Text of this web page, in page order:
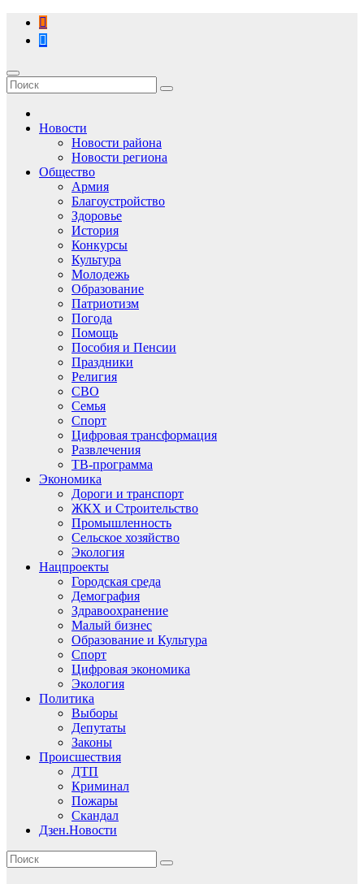
Перейти
содержимому
Новости
Новости района
Новости региона
Общество
Армия
Благоустройство
Здоровье
История
Конкурсы
Культура
Молодежь
Образование
Патриотизм
Погода
Помощь
Пособия и Пенсии
Праздники
Религия
СВО
Семья
Спорт
Цифровая трансформация
Развлечения
ТВ-программа
Экономика
Дороги и транспорт
ЖКХ и Строительство
Промышленность
Сельское хозяйство
Экология
Нацпроекты
Городская среда
Демография
Здравоохранение
Малый бизнес
Образование и Культура
Спорт
Цифровая экономика
Экология
Политика
Выборы
Депутаты
Законы
Происшествия
ДТП
Криминал
Пожары
Скандал
Дзен.Новости